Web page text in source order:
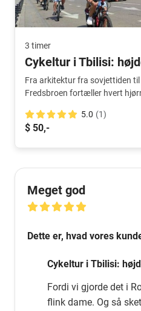
3 timer
Cykeltur i Tbilisi:
Fra arkitektur fra sovjettiden
Fredsbroen fortæller hvert
unikke atmosfære i de
5.0 (1)
$ 50,-
Meget god
Dette er, hvad vores
Cykeltur i Tbilisi:
Fordi vi gjorde det i
flink dame. Og så